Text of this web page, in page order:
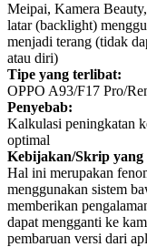
Meipai, Kamera
latar (backlight)
menjadi terang (tidak
atau diri)
Tipe yang terlibat:
OPPO A93/F17 Pro/
Penyebab:
Kalkulasi peningkatan
optimal
Kebijakan/Skrip
Hal ini merupakan
menggunakan sistem
memberikan
dapat mengganti ke
pembaruan versi dari